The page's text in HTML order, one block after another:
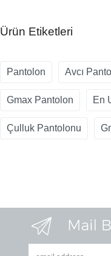
Ürün Etiketleri
Pantolon Avcı
Gmax Pantolon En
Çulluk Pantolonu